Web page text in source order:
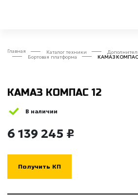
Главная Каталог техники
Бортовая платформа КАМАЗ КОМПАС
КАМАЗ КОМПАС 12
В наличии
6 139 245 ₽
Получить КП